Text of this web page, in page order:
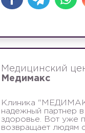
Медицинский
Медимакс
Клиника
надежный партнер
здоровье. Вот уже
возвращает людям